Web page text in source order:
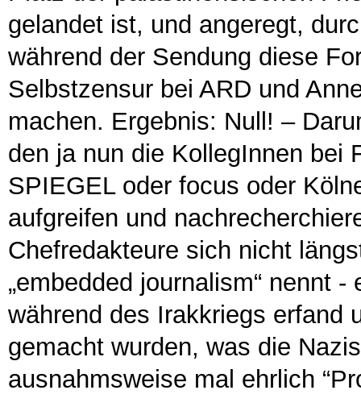
gelandet ist, und angeregt,
während der Sendung diese
Selbstzensur bei ARD und
machen. Ergebnis: Null! –
den ja nun die KollegInnen bei
SPIEGEL oder focus oder
aufgreifen und
Chefredakteure sich nicht
„embedded journalism“ nennt
während des Irakkriegs erfand
gemacht wurden, was die
ausnahmsweise mal ehrlich